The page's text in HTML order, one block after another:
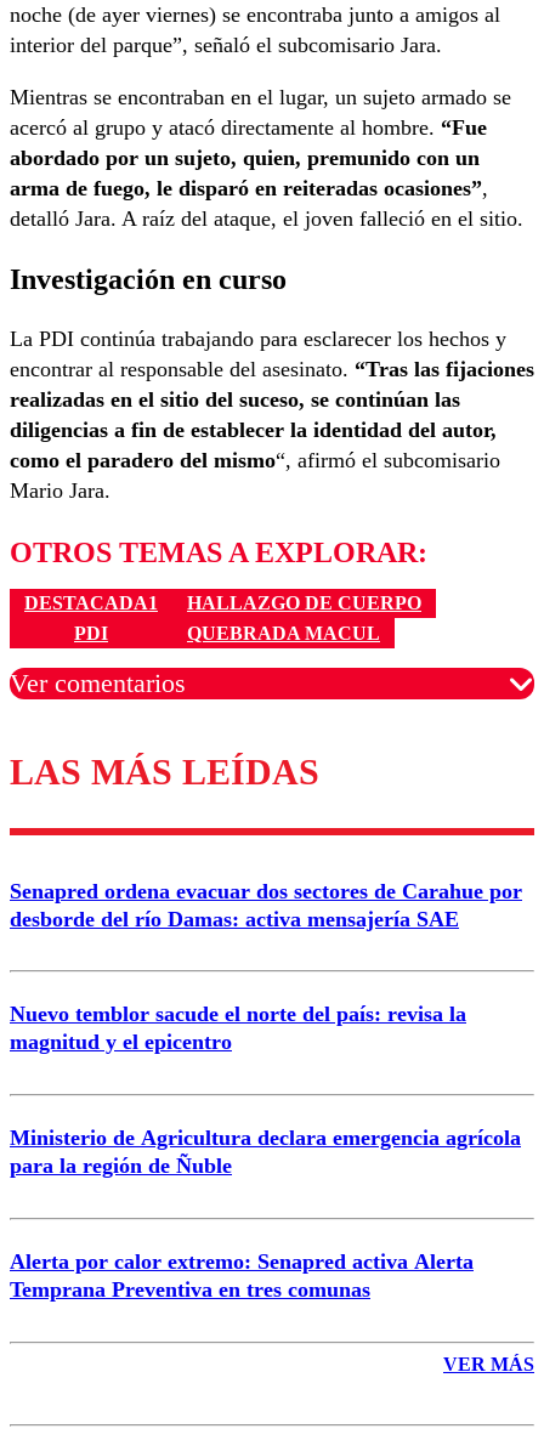
noche (de ayer viernes) se encontraba junto a amigos al
interior del parque”, señaló el subcomisario Jara.
Mientras se encontraban en el lugar, un sujeto armado se
acercó al grupo y atacó directamente al hombre. “Fue
abordado por un sujeto, quien, premunido con un
arma de fuego, le disparó en reiteradas ocasiones”,
detalló Jara. A raíz del ataque, el joven falleció en el sitio.
Investigación en curso
La PDI continúa trabajando para esclarecer los hechos y
encontrar al responsable del asesinato. “Tras las fijaciones
realizadas en el sitio del suceso, se continúan las
diligencias a fin de establecer la identidad del autor,
como el paradero del mismo“, afirmó el subcomisario
Mario Jara.
OTROS TEMAS A EXPLORAR:
DESTACADA1
HALLAZGO DE CUERPO
PDI
QUEBRADA MACUL
Ver comentarios
Los comentarios son moderados para garantizar un
diálogo respetuoso.
Correo
LAS MÁS LEÍDAS
Senapred ordena evacuar dos sectores de Carahue por
desborde del río Damas: activa mensajería SAE
Nuevo temblor sacude el norte del país: revisa la
magnitud y el epicentro
Ministerio de Agricultura declara emergencia agrícola
para la región de Ñuble
Alerta por calor extremo: Senapred activa Alerta
Temprana Preventiva en tres comunas
VER MÁS